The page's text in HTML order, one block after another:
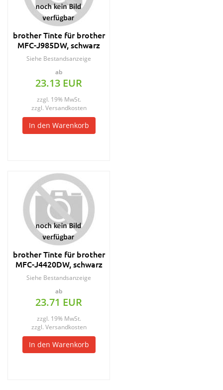
brother Tinte für brother
MFC-J985DW, schwarz
Siehe Bestandsanzeige
ab
23.13 EUR
zzgl. 19% MwSt.
zzgl. Versandkosten
In den Warenkorb
brother Tinte für brother
MFC-J4420DW, schwarz
Siehe Bestandsanzeige
ab
23.71 EUR
zzgl. 19% MwSt.
zzgl. Versandkosten
In den Warenkorb